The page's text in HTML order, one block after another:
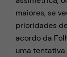
maiores, se
prioridades
acordo da
uma